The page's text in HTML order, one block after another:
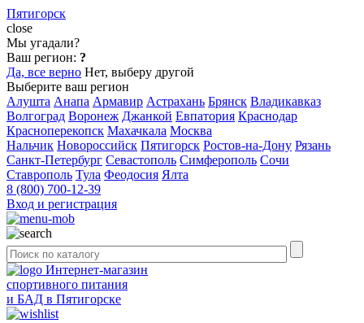
Пятигорск
close
Мы угадали?
Ваш регион: ?
Да, все верно Нет, выберу другой
Выберите ваш регион
Алушта Анапа Армавир Астрахань Брянск Владикавказ
Волгоград Воронеж Джанкой Евпатория Краснодар
Красноперекопск Махачкала Москва
Нальчик Новороссийск Пятигорск Ростов-на-Дону Рязань
Санкт-Петербург Севастополь Симферополь Сочи
Ставрополь Тула Феодосия Ялта
8 (800) 700-12-39
Вход и регистрация
Интернет-магазин
спортивного питания
и БАД в Пятигорске